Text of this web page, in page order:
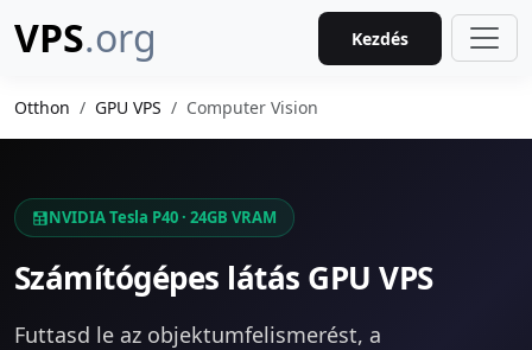
VPS.org Kezdés
Otthon GPU VPS Computer Vision
NVIDIA Tesla P40 · 24GB VRAM
Számítógépes látás GPU VPS
Futtasd le az objektumfelismerést, a